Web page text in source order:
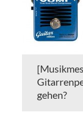
gehen?